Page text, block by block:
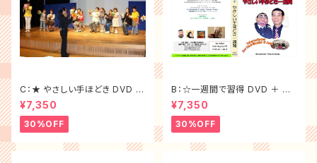
C：★ やさしい手ほどき DVD ＋
腹話術テキスト ＜大特価セット
割f）
¥7,350
30%OFF
B：☆一週間で習得 DVD ＋ 腹
話術テキスト ＜大特価セット割
30%off＞
¥7,350
30%OFF